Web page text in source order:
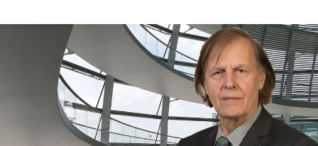
STELLENPORTAL
MEDIATHEK